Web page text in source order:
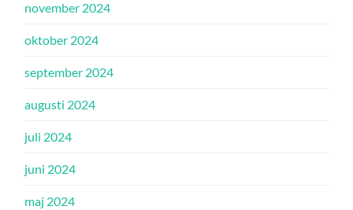
november 2024
oktober 2024
september 2024
augusti 2024
juli 2024
juni 2024
maj 2024